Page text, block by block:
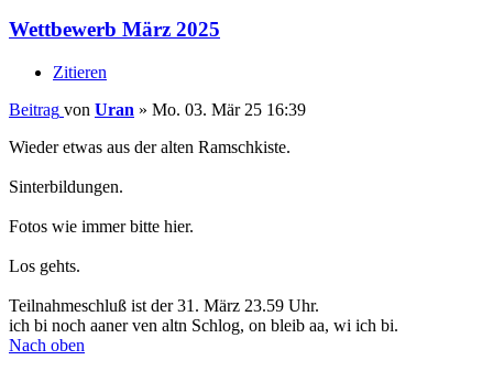
Wettbewerb März 2025
Zitieren
Beitrag von Uran » Mo. 03. Mär 25 16:39
Wieder etwas aus der alten Ramschkiste.
Sinterbildungen.
Fotos wie immer bitte hier.
Los gehts.
Teilnahmeschluß ist der 31. März 23.59 Uhr.
ich bi noch aaner ven altn Schlog, on bleib aa, wi ich bi.
Nach oben